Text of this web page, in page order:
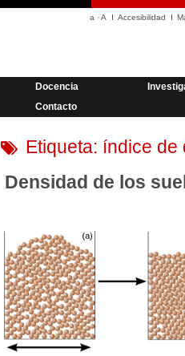
a ·A Accesibilidad
Docencia
Contacto
Etiqueta: índice de
Densidad de los